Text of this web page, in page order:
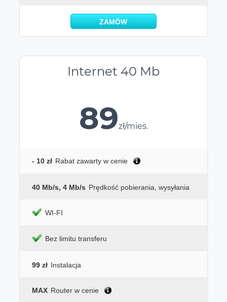
ZAMÓW
Internet 40 Mb
89zł/mies.
- 10 zł Rabat zawarty w cenie
40 Mb/s, 4 Mb/s Prędkość pobierania, wysyłania
WI-FI
Bez limitu transferu
99 zł Instalacja
MAX Router w cenie